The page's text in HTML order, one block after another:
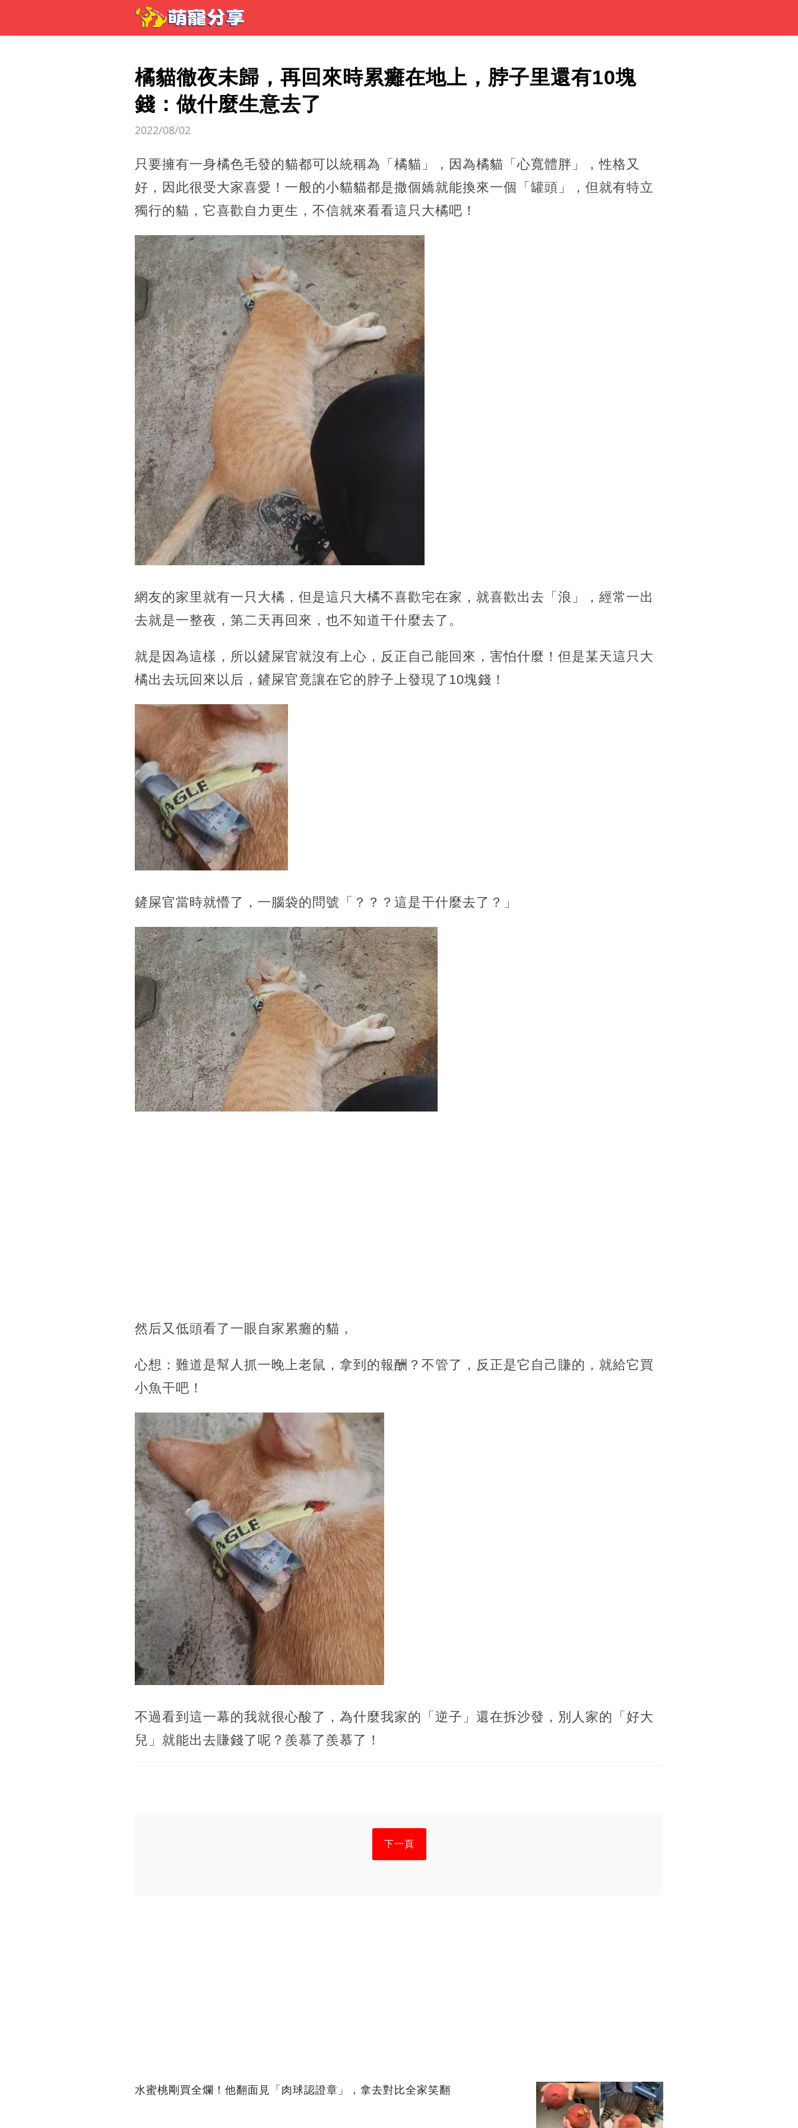
橘貓徹夜未歸，再回來時累癱在地上，脖子里還有10塊
錢：做什麼生意去了
2022/08/02
只要擁有一身橘色毛發的貓都可以統稱為「橘貓」，因為橘貓「心寬體胖」，性格又
好，因此很受大家喜愛！一般的小貓貓都是撒個嬌就能換來一個「罐頭」，但就有特立
獨行的貓，它喜歡自力更生，不信就來看看這只大橘吧！
網友的家里就有一只大橘，但是這只大橘不喜歡宅在家，就喜歡出去「浪」，經常一出
去就是一整夜，第二天再回來，也不知道干什麼去了。
就是因為這樣，所以鏟屎官就沒有上心，反正自己能回來，害怕什麼！但是某天這只大
橘出去玩回來以后，鏟屎官竟讓在它的脖子上發現了10塊錢！
鏟屎官當時就懵了，一腦袋的問號「？？？這是干什麼去了？」
然后又低頭看了一眼自家累癱的貓，
心想：難道是幫人抓一晚上老鼠，拿到的報酬？不管了，反正是它自己賺的，就給它買
小魚干吧！
不過看到這一幕的我就很心酸了，為什麼我家的「逆子」還在拆沙發，別人家的「好大
兒」就能出去賺錢了呢？羨慕了羨慕了！
下一頁
水蜜桃剛買全爛！他翻面見「肉球認證章」，拿去對比全家笑翻